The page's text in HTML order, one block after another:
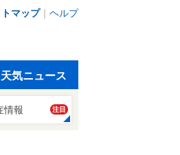
マップ｜ ヘルプ
天気ニュース
情報 注目